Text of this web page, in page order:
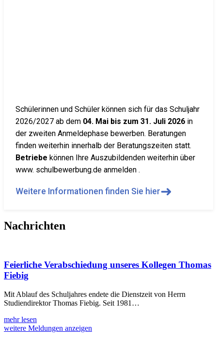
Schülerinnen und Schüler können sich für das Schuljahr
2026/2027 ab dem 04. Mai bis zum 31. Juli 2026 in
der zweiten Anmeldephase bewerben. Beratungen
finden weiterhin innerhalb der Beratungszeiten statt.
Betriebe können Ihre Auszubildenden weiterhin über
www. schulbewerbung.de anmelden .
Weitere Informationen finden Sie hier➜
Nachrichten
Feierliche Verabschiedung unseres Kollegen Thomas
Fiebig
Mit Ablauf des Schuljahres endete die Dienstzeit von Herrn
Studiendirektor Thomas Fiebig. Seit 1981…
mehr lesen
weitere Meldungen anzeigen